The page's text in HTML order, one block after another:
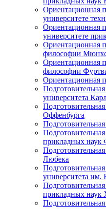
Ориентационная
университете
Ориентационная
университете
Ориентационная
философии
Ориентационная
философии
Ориентационная
университета
Оффенбурга
прикладных наук
Любека
университета им.
прикладных наук